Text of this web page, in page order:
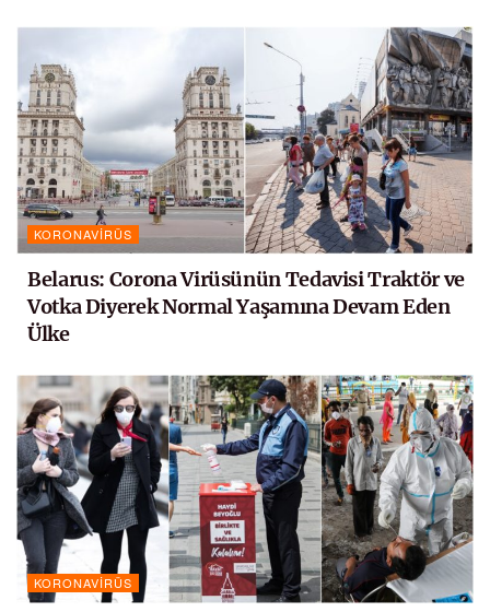
KORONAVIRÜS
Belarus: Corona Virüsünün Tedavisi Traktör ve
Votka Diyerek Normal Yaşamına Devam Eden
Ülke
KORONAVIRÜS